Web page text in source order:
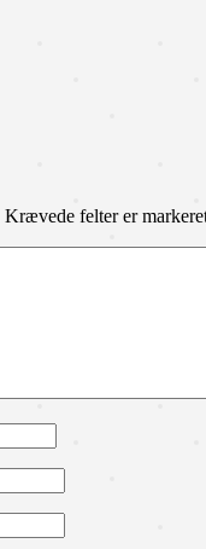
Krævede felter er